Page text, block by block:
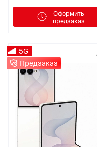
Оформить
предзаказ
5G
Предзаказ